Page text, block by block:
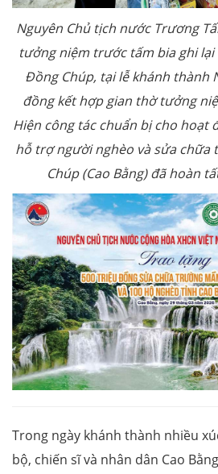
Nguyên Chủ tịch nước Trương
tưởng niệm trước tấm bia ghi
Đồng Chúp, tại lễ khánh thành
đồng kết hợp gian thờ tưởng
Hiện công tác chuẩn bị cho hoạt
hỗ trợ người nghèo và sửa chữa
Chúp (Cao Bằng) đã hoàn
Trong ngày khánh thành nhiều
bộ, chiến sĩ và nhân dân Cao